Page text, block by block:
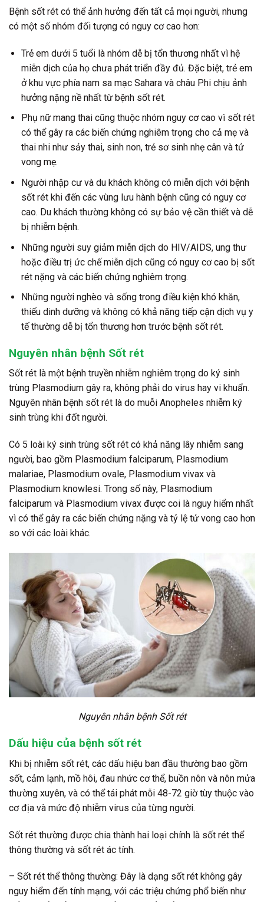
Bệnh sốt rét có thể ảnh hưởng đến tất cả mọi người, nhưng
có một số nhóm đối tượng có nguy cơ cao hơn:
Trẻ em dưới 5 tuổi là nhóm dễ bị tổn thương nhất vì hệ
miễn dịch của họ chưa phát triển đầy đủ. Đặc biệt, trẻ em
ở khu vực phía nam sa mạc Sahara và châu Phi chịu ảnh
hưởng nặng nề nhất từ bệnh sốt rét.
Phụ nữ mang thai cũng thuộc nhóm nguy cơ cao vì sốt rét
có thể gây ra các biến chứng nghiêm trọng cho cả mẹ và
thai nhi như sảy thai, sinh non, trẻ sơ sinh nhẹ cân và tử
vong mẹ.
Người nhập cư và du khách không có miễn dịch với bệnh
sốt rét khi đến các vùng lưu hành bệnh cũng có nguy cơ
cao. Du khách thường không có sự bảo vệ cần thiết và dễ
bị nhiễm bệnh.
Những người suy giảm miễn dịch do HIV/AIDS, ung thư
hoặc điều trị ức chế miễn dịch cũng có nguy cơ cao bị sốt
rét nặng và các biến chứng nghiêm trọng.
Những người nghèo và sống trong điều kiện khó khăn,
thiếu dinh dưỡng và không có khả năng tiếp cận dịch vụ y
tế thường dễ bị tổn thương hơn trước bệnh sốt rét.
Nguyên nhân bệnh Sốt rét
Sốt rét là một bệnh truyền nhiễm nghiêm trọng do ký sinh
trùng Plasmodium gây ra, không phải do virus hay vi khuẩn.
Nguyên nhân bệnh sốt rét là do muỗi Anopheles nhiễm ký
sinh trùng khi đốt người.
Có 5 loài ký sinh trùng sốt rét có khả năng lây nhiễm sang
người, bao gồm Plasmodium falciparum, Plasmodium
malariae, Plasmodium ovale, Plasmodium vivax và
Plasmodium knowlesi. Trong số này, Plasmodium
falciparum và Plasmodium vivax được coi là nguy hiểm nhất
vì có thể gây ra các biến chứng nặng và tỷ lệ tử vong cao hơn
so với các loài khác.
Nguyên nhân bệnh Sốt rét
Dấu hiệu của bệnh sốt rét
Khi bị nhiễm sốt rét, các dấu hiệu ban đầu thường bao gồm
sốt, cảm lạnh, mồ hôi, đau nhức cơ thể, buồn nôn và nôn mửa
thường xuyên, và có thể tái phát mỗi 48-72 giờ tùy thuộc vào
cơ địa và mức độ nhiễm virus của từng người.
Sốt rét thường được chia thành hai loại chính là sốt rét thể
thông thường và sốt rét ác tính.
– Sốt rét thể thông thường: Đây là dạng sốt rét không gây
nguy hiểm đến tính mạng, với các triệu chứng phổ biến như